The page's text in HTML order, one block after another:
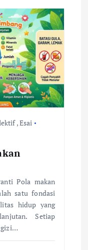
,Esai
Pola makan
satu fondasi
hidup yang
Setiap
gizi…